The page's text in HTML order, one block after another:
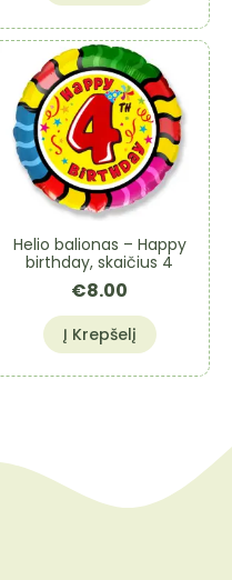
Helio balionas – Happy
birthday, skaičius 4
€8.00
Į Krepšelį